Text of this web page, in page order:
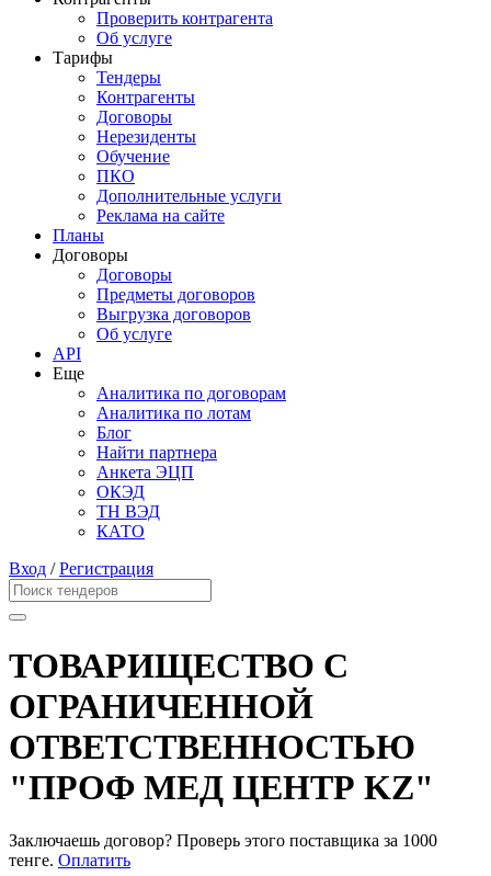
Проверить контрагента
Об услуге
Тарифы
Тендеры
Контрагенты
Договоры
Нерезиденты
Обучение
ПКО
Дополнительные услуги
Реклама на сайте
Планы
Договоры
Договоры
Предметы договоров
Выгрузка договоров
Об услуге
API
Еще
Аналитика по договорам
Аналитика по лотам
Блог
Найти партнера
Анкета ЭЦП
ОКЭД
ТН ВЭД
КАТО
Вход /Регистрация
ТОВАРИЩЕСТВО С
ОГРАНИЧЕННОЙ
ОТВЕТСТВЕННОСТЬЮ
"ПРОФ МЕД ЦЕНТР KZ"
Заключаешь договор? Проверь этого поставщика за 1000
тенге. Оплатить